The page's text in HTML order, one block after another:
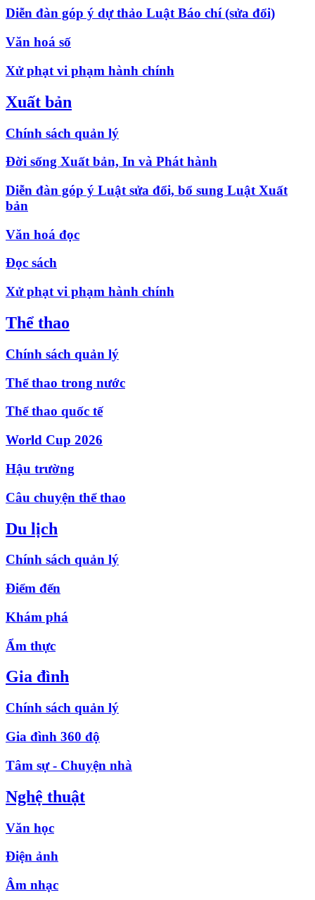
Diễn đàn góp ý dự thảo Luật Báo chí (sửa đổi)
Văn hoá số
Xử phạt vi phạm hành chính
Xuất bản
Chính sách quản lý
Đời sống Xuất bản, In và Phát hành
Diễn đàn góp ý Luật sửa đổi, bổ sung Luật Xuất
bản
Văn hoá đọc
Đọc sách
Xử phạt vi phạm hành chính
Thể thao
Chính sách quản lý
Thể thao trong nước
Thể thao quốc tế
World Cup 2026
Hậu trường
Câu chuyện thể thao
Du lịch
Chính sách quản lý
Điểm đến
Khám phá
Ẩm thực
Gia đình
Chính sách quản lý
Gia đình 360 độ
Tâm sự - Chuyện nhà
Nghệ thuật
Văn học
Điện ảnh
Âm nhạc